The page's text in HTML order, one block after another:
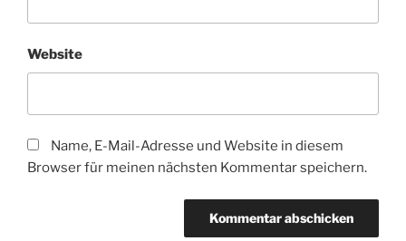
Website
Name, E-Mail-Adresse und Website in diesem
Browser für meinen nächsten Kommentar speichern.